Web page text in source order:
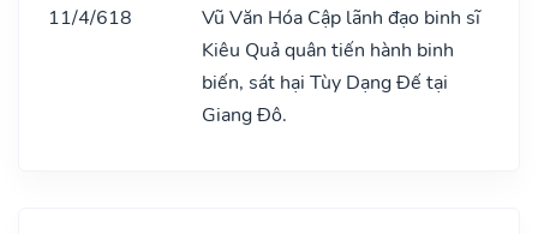
11/4/618
Vũ Văn Hóa Cập lãnh đạo binh sĩ
Kiêu Quả quân tiến hành binh
biến, sát hại Tùy Dạng Đế tại
Giang Đô.